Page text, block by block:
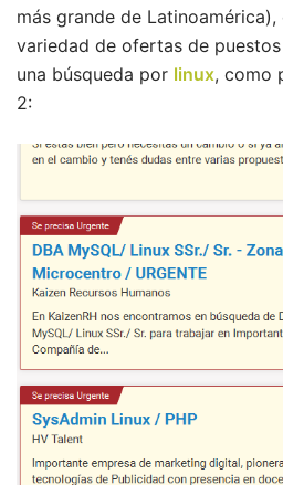
más grande de
variedad de ofertas de
una búsqueda por linux, como
2: